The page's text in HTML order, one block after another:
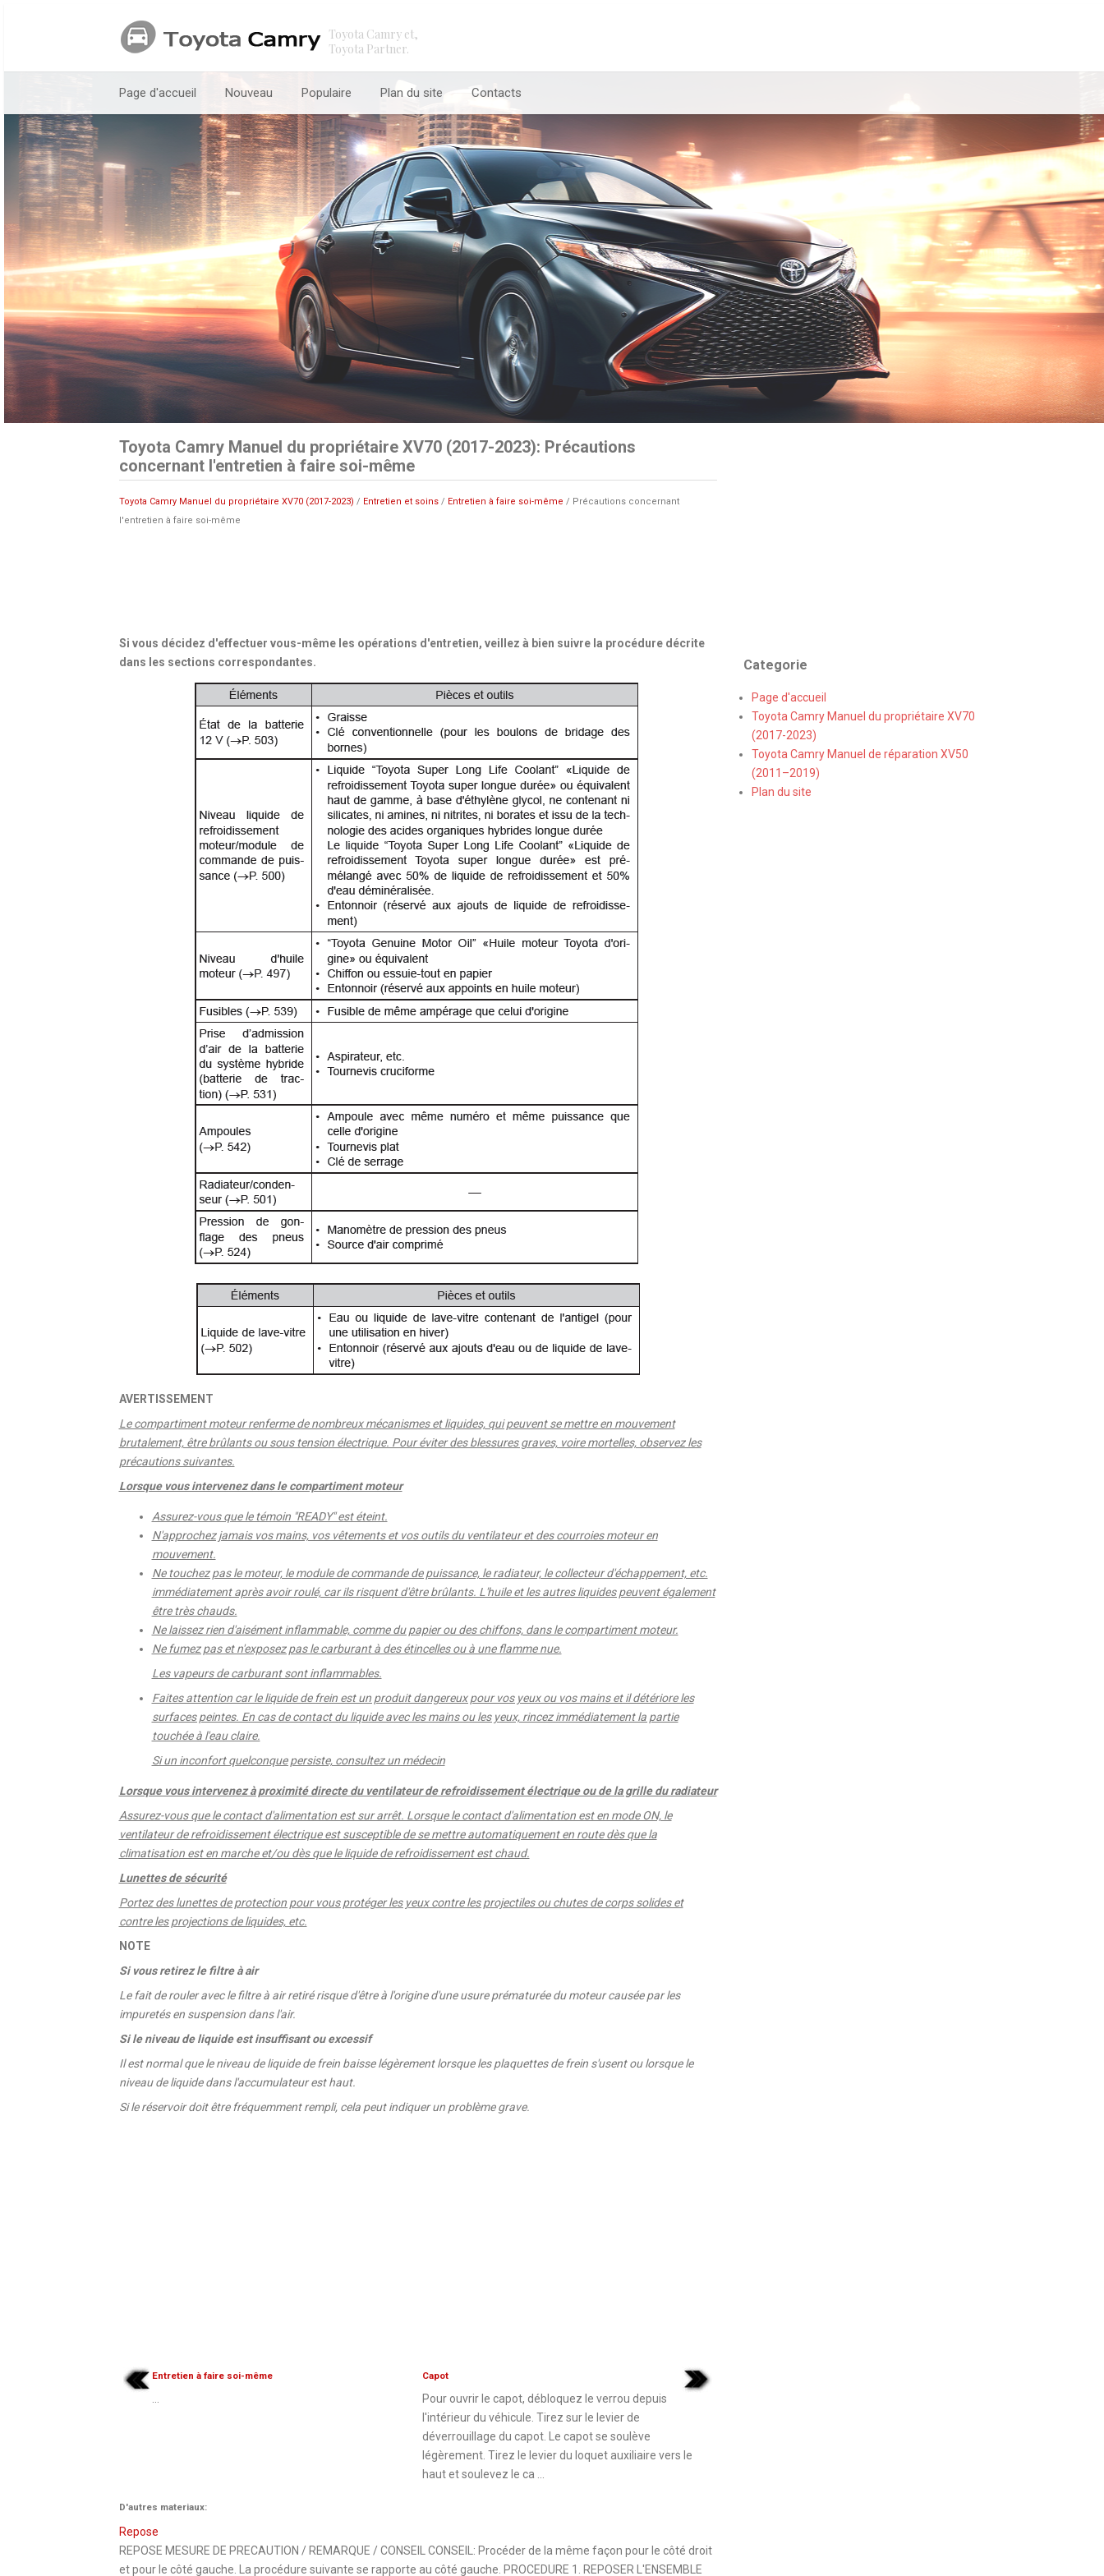
Toyota Camry et,
Toyota Partner.
Page d'accueil Nouveau Populaire Plan du site Contacts
Toyota Camry Manuel du propriétaire XV70 (2017-2023): Précautions
concernant l'entretien à faire soi-même
Toyota Camry Manuel du propriétaire XV70 (2017-2023) / Entretien et soins/ Entretien à faire soi-même / Précautions concernant
l'entretien à faire soi-même
Si vous décidez d'effectuer vous-même les opérations d'entretien, veillez à bien suivre la procédure décrite
dans les sections correspondantes.
AVERTISSEMENT
Le compartiment moteur renferme de nombreux mécanismes et liquides, qui peuvent se mettre en mouvement
brutalement, être brûlants ou sous tension électrique. Pour éviter des blessures graves, voire mortelles, observez les
précautions suivantes.
Lorsque vous intervenez dans le compartiment moteur
Assurez-vous que le témoin "READY" est éteint.
N'approchez jamais vos mains, vos vêtements et vos outils du ventilateur et des courroies moteur en
mouvement.
Ne touchez pas le moteur, le module de commande de puissance, le radiateur, le collecteur d'échappement, etc.
immédiatement après avoir roulé, car ils risquent d'être brûlants. L'huile et les autres liquides peuvent également
être très chauds.
Ne laissez rien d'aisément inflammable, comme du papier ou des chiffons, dans le compartiment moteur.
Ne fumez pas et n'exposez pas le carburant à des étincelles ou à une flamme nue.
Les vapeurs de carburant sont inflammables.
Faites attention car le liquide de frein est un produit dangereux pour vos yeux ou vos mains et il détériore les
surfaces peintes. En cas de contact du liquide avec les mains ou les yeux, rincez immédiatement la partie
touchée à l'eau claire.
Si un inconfort quelconque persiste, consultez un médecin
Lorsque vous intervenez à proximité directe du ventilateur de refroidissement électrique ou de la grille du radiateur
Assurez-vous que le contact d'alimentation est sur arrêt. Lorsque le contact d'alimentation est en mode ON, le
ventilateur de refroidissement électrique est susceptible de se mettre automatiquement en route dès que la
climatisation est en marche et/ou dès que le liquide de refroidissement est chaud.
Lunettes de sécurité
Portez des lunettes de protection pour vous protéger les yeux contre les projectiles ou chutes de corps solides et
contre les projections de liquides, etc.
NOTE
Si vous retirez le filtre à air
Le fait de rouler avec le filtre à air retiré risque d'être à l'origine d'une usure prématurée du moteur causée par les
impuretés en suspension dans l'air.
Si le niveau de liquide est insuffisant ou excessif
Il est normal que le niveau de liquide de frein baisse légèrement lorsque les plaquettes de frein s'usent ou lorsque le
niveau de liquide dans l'accumulateur est haut.
Si le réservoir doit être fréquemment rempli, cela peut indiquer un problème grave.
Entretien à faire soi-même Capot
Pour ouvrir le capot, débloquez le verrou depuis
l'intérieur du véhicule. Tirez sur le levier de
déverrouillage du capot. Le capot se soulève
légèrement. Tirez le levier du loquet auxiliaire vers le
haut et soulevez le ca ...
D'autres materiaux:
Repose
REPOSE MESURE DE PRECAUTION / REMARQUE / CONSEIL CONSEIL: Procéder de la même façon pour le côté droit
et pour le côté gauche. La procédure suivante se rapporte au côté gauche. PROCEDURE 1. REPOSER L'ENSEMBLE
Categorie
Page d'accueil
Toyota Camry Manuel du propriétaire XV70
(2017-2023)
Toyota Camry Manuel de réparation XV50
(2011–2019)
Plan du site